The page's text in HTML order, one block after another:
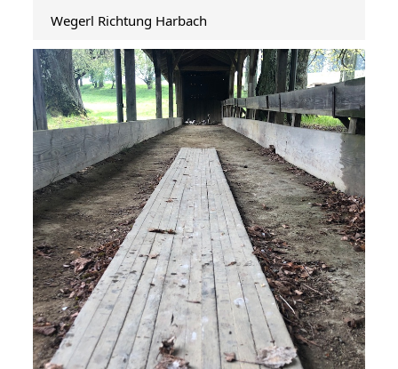
Wegerl Richtung Harbach